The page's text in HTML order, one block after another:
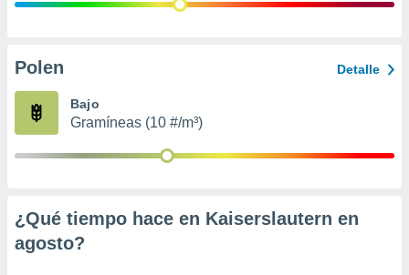
publicidad
de
Polen Detalle
Bajo
Gramíneas (10 #/m³)
¿Qué tiempo hace en Kaiserslautern en
agosto?